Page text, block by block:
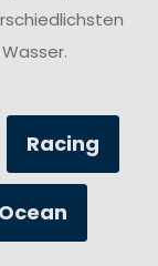
Racing
Ocean